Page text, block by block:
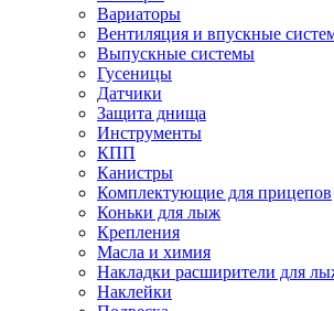
Вариаторы
Вентиляция и впускные
Выпускные системы
Гусеницы
Датчики
Защита днища
Инструменты
КПП
Канистры
Комплектующие для прицепов
Коньки для лыж
Крепления
Масла и химия
Накладки расширители для
Наклейки